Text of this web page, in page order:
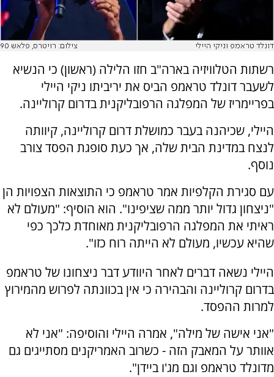
דונלד טראמפ וניקי היילי צילום: רויטרס, פלאש 90
רשתות הטלוויזיה בארה"ב חזו הלילה (ראשון) כי הנשיא
לשעבר דונלד טראמפ הביס את יריביתו ניקי היילי
בפריימריז של המפלגה הרפובליקנית בדרום קרוליינה.
היילי, שכיהנה בעבר כמושלת דרום קרוליינה, קיוותה
לנצח במדינת הבית שלה, אך כעת סופגת הפסד צורב
נוסף.
עם סגירת הקלפיות אמר טראמפ כי התוצאות הצפויות הן
"ניצחון גדול יותר ממה שציפינו". הוא הוסיף: "מעולם לא
ראיתי את המפלגה הרפובליקנית מאוחדת כלכך כפי
שהיא עכשיו, מעולם לא הייתה רוח כזו".
היילי נשאה דברים לאחר היוודע דבר ניצחונו של טראמפ
בדרום קרוליינה והבהירה כי אין בכוונתה לפרוש מהמירוץ
למרות ההפסד.
"אני אישה של מילה", אמרה היילי והוסיפה: "אני לא
אוותר על המאבק הזה - כשרוב האמריקנים מסתייגים גם
מדונלד טראמפ וגם מג'ו ביידן".